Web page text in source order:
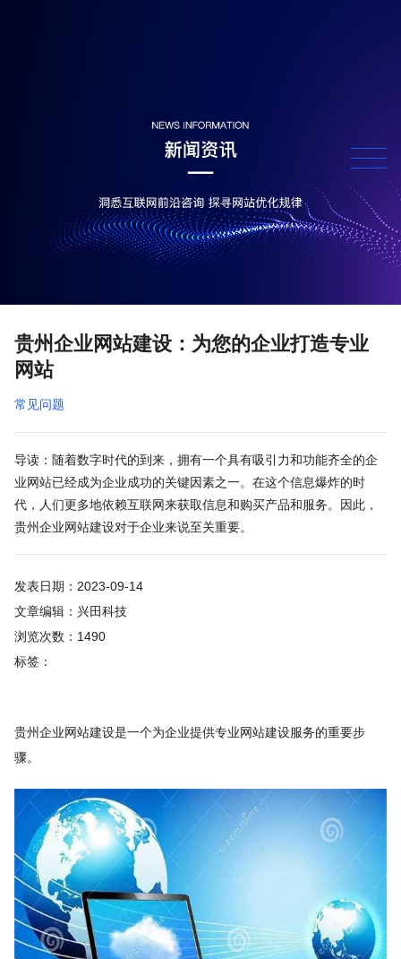
贵州企业网站建设：为您的企业打造专业
网站
常见问题
导读：随着数字时代的到来，拥有一个具有吸引力和功能齐全的企
业网站已经成为企业成功的关键因素之一。在这个信息爆炸的时
代，人们更多地依赖互联网来获取信息和购买产品和服务。因此，
贵州企业网站建设对于企业来说至关重要。
发表日期：2023-09-14
文章编辑：兴田科技
浏览次数：1490
标签：
贵州企业网站建设是一个为企业提供专业网站建设服务的重要步
骤。